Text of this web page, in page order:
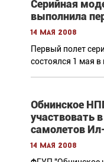
Серийная
выполнила
14 мая 2008
Первый полет
состоялся 1 мая в
Обнинское
участвовать
самолетов
14 мая 2008